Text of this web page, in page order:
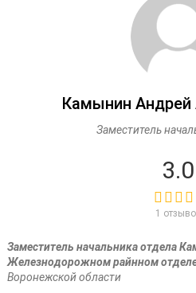
Камынин Андрей
Заместитель
3.0
1
Заместитель начальника отдела
Железнодорожном райнном
Воронежской области